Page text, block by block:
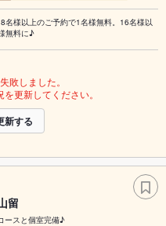
8名様以上のご予約で1名様無料。16名様以
無料に♪
敗しました。
更新してください。
新する
留
ースと個室完備♪